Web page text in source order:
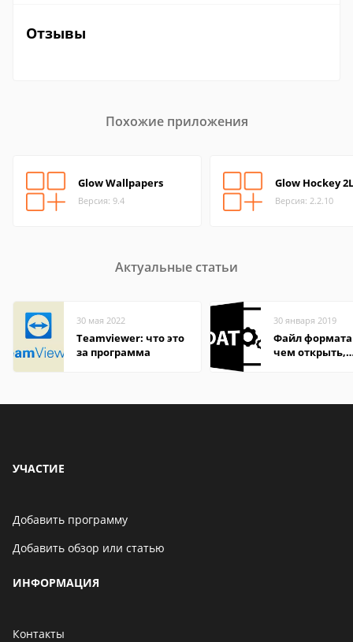
Отзывы
Похожие приложения
Glow Wallpapers
Версия: 9.4
Glow Hockey 2L
Версия: 2.2.10
Актуальные статьи
30 мая 2022
Teamviewer: что это
за программа
30 января 2019
Файл формата
чем открыть,
УЧАСТИЕ
Добавить программу
Добавить обзор или статью
ИНФОРМАЦИЯ
Контакты